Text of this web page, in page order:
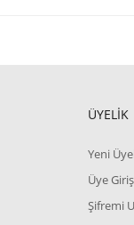
ÜYELİK
Yeni
Üye
Şifremi